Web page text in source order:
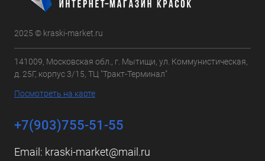
2025 © kraski-market.ru
141009, Московская обл., г. Мытищи, ул. Коммунистическая,
д. 25Г, корпус 3/15, ТЦ "Тракт-Терминал"
Посмотреть на карте
+7(903)755-51-55
Email: kraski-market@mail.ru